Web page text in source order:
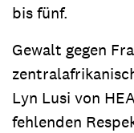
bis fünf.
Gewalt gegen
Lyn Lusi von
fehlenden